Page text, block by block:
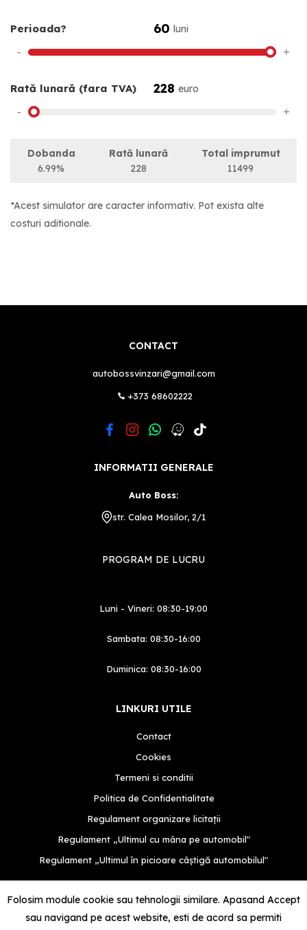
Perioada? 60 luni
- +
Rată lunară (fara TVA) 228 euro
- +
Dobanda
6.99%
Rată lunară
228
Total imprumut
11499
*Acest simulator are caracter informativ. Pot exista alte
costuri aditionale.
CONTACT
autobossvinzari@gmail.com
+373 68602222
INFORMATII GENERALE
Auto Boss:
str. Calea Mosilor, 2/1
PROGRAM DE LUCRU
Luni - Vineri: 08:30-19:00
Sambata: 08:30-16:00
Duminica: 08:30-16:00
LINKURI UTILE
Contact
Cookies
Termeni si conditii
Politica de Confidentialitate
Regulament organizare licitații
Regulament „Ultimul cu mâna pe automobil"
Regulament „Ultimul în picioare câștigă automobilul"
Folosim module cookie sau tehnologii similare. Apasand Accept
sau navigand pe acest website, esti de acord sa permiti